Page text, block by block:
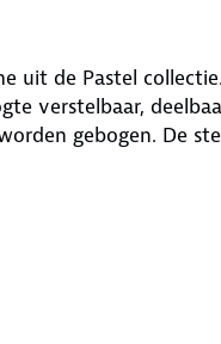
uit de Pastel
verstelbaar,
gebogen. De